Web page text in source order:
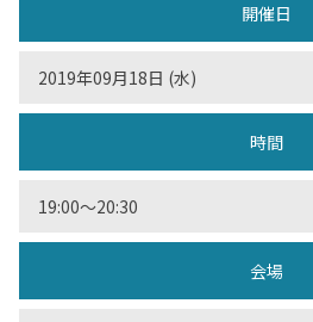
開催日
2019年09月18日 (水)
時間
19:00〜20:30
会場